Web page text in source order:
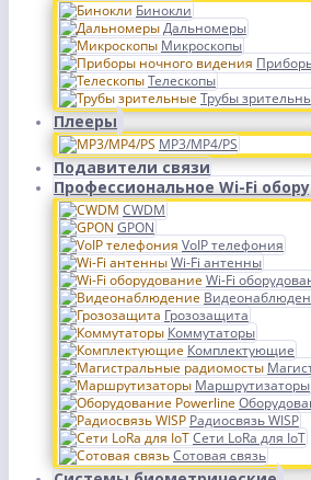
Бинокли
Дальномеры
Микроскопы
Телескопы
Трубы
Плееры
MP3/MP4/PS
Подавители связи
Профессиональное Wi-Fi
CWDM
GPON
VoIP телефония
Wi-Fi антенны
Wi-Fi
Грозозащита
Коммутаторы
Комплектующие
Маршрутизаторы
Радиосвязь WISP
Сети LoRa для IoT
Сотовая связь